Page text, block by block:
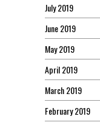
July 2019
June 2019
May 2019
April 2019
March 2019
February 2019